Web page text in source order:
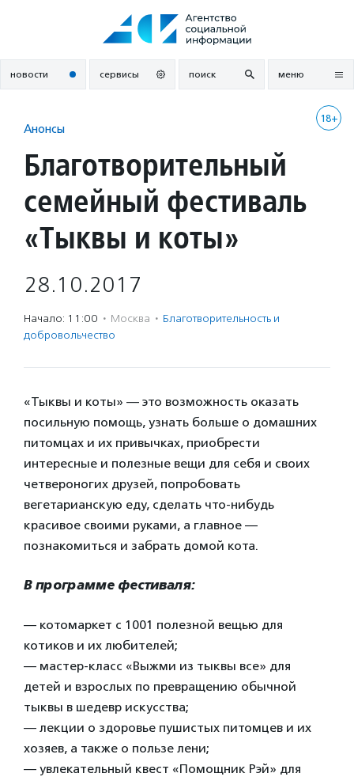
новости сервисы поиск меню
18+
Анонсы
Благотворительный
семейный фестиваль
«Тыквы и коты»
28.10.2017
Начало: 11:00 · Москва · Благотвори­тель­ность и
доброволь­чест­во
«Тыквы и коты» — это возможность оказать
посильную помощь, узнать больше о домашних
питомцах и их привычках, приобрести
интересные и полезные вещи для себя и своих
четвероногих друзей, попробовать
вегетарианскую еду, сделать что-нибудь
красивое своими руками, а главное —
познакомиться и забрать домой кота.
В программе фестиваля:
— котомаркет с 1001 полезной вещью для
котиков и их любителей;
— мастер-класс «Выжми из тыквы все» для
детей и взрослых по превращению обычной
тыквы в шедевр искусства;
— лекции о здоровье пушистых питомцев и их
хозяев, а также о пользе лени;
— увлекательный квест «Помощник Рэй» для